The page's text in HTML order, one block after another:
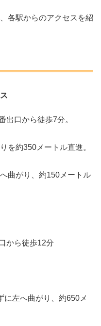
各駅からのアクセスを紹
出口から徒歩7分。
を約350メートル直進。
曲がり、約150メートル
から徒歩12分
に左へ曲がり、約650メ